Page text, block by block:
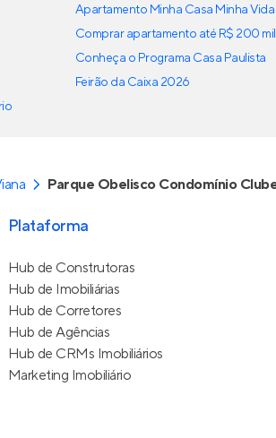
Apartamento Minha Casa Minha Vida
Comprar apartamento até R$ 200 mil
Conheça o Programa Casa Paulista
Feirão da Caixa 2026
Parque Obelisco Condomínio
Plataforma
Hub de Construtoras
Hub de Imobiliárias
Hub de Corretores
Hub de Agências
Hub de CRMs Imobiliários
Marketing Imobiliário